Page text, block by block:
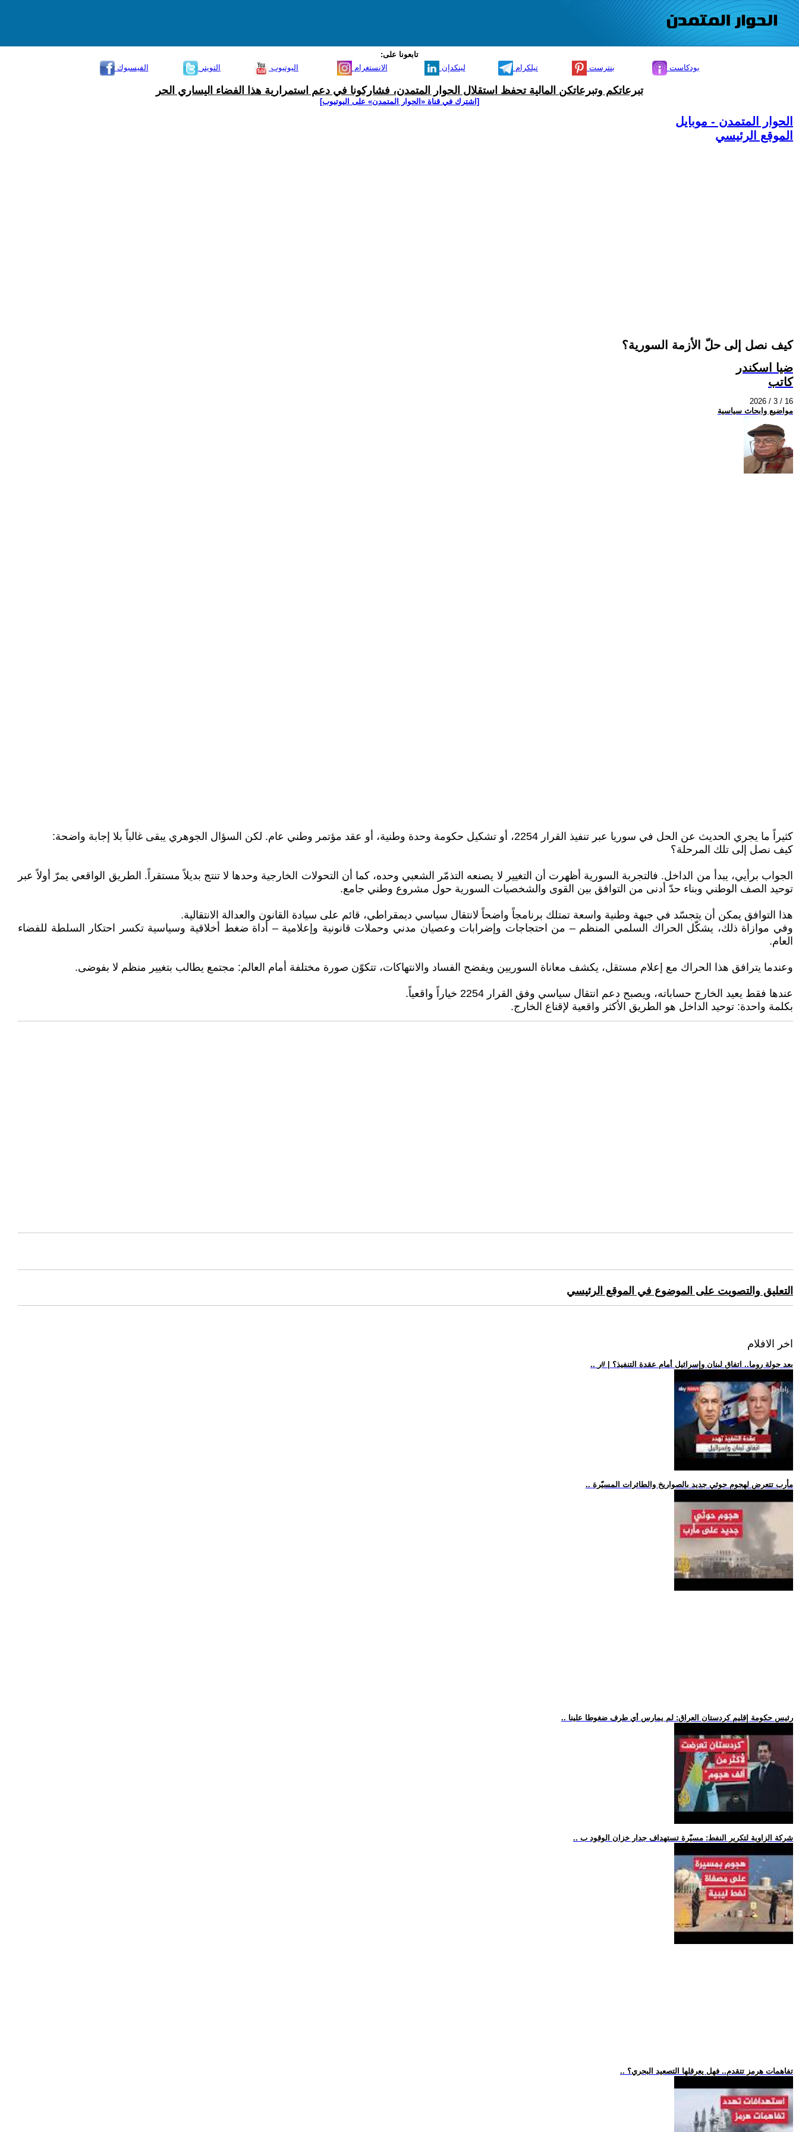
تابعونا على:
الفيسبوك
التويتر اليوتيوب الانستغرام لينكدإن تيلكرام بنترست بودكاست
تبرعاتكم وتبرعاتكن المالية تحفظ استقلال الحوار المتمدن، فشاركونا في دعم استمرارية هذا الفضاء اليساري الحر
[اشترك في قناة ‫«الحوار المتمدن» على اليوتيوب]
الحوار المتمدن - موبايل
الموقع الرئيسي
كيف نصل إلى حلّ الأزمة السورية؟
ضيا اسكندر
كاتب
2026 / 3 / 16
مواضيع وابحاث سياسية
كثيراً ما يجري الحديث عن الحل في سوريا عبر تنفيذ القرار 2254، أو تشكيل حكومة وحدة وطنية، أو عقد مؤتمر وطني عام. لكن السؤال الجوهري يبقى غالباً بلا إجابة واضحة:
كيف نصل إلى تلك المرحلة؟
الجواب برأيي، يبدأ من الداخل. فالتجربة السورية أظهرت أن التغيير لا يصنعه التذمّر الشعبي وحده، كما أن التحولات الخارجية وحدها لا تنتج بديلاً مستقراً. الطريق الواقعي يمرّ أولاً عبر
توحيد الصف الوطني وبناء حدّ أدنى من التوافق بين القوى والشخصيات السورية حول مشروع وطني جامع.
هذا التوافق يمكن أن يتجسّد في جبهة وطنية واسعة تمتلك برنامجاً واضحاً لانتقال سياسي ديمقراطي، قائم على سيادة القانون والعدالة الانتقالية.
وفي موازاة ذلك، يشكّل الحراك السلمي المنظم – من احتجاجات وإضرابات وعصيان مدني وحملات قانونية وإعلامية – أداة ضغط أخلاقية وسياسية تكسر احتكار السلطة للفضاء
العام.
وعندما يترافق هذا الحراك مع إعلام مستقل، يكشف معاناة السوريين ويفضح الفساد والانتهاكات، تتكوّن صورة مختلفة أمام العالم: مجتمع يطالب بتغيير منظم لا بفوضى.
عندها فقط يعيد الخارج حساباته، ويصبح دعم انتقال سياسي وفق القرار 2254 خياراً واقعياً.
بكلمة واحدة: توحيد الداخل هو الطريق الأكثر واقعية لإقناع الخارج.
التعليق والتصويت على الموضوع في الموقع الرئيسي
اخر الافلام
.. بعد جولة روما.. اتفاق لبنان وإسرائيل أمام عقدة التنفيذ؟ | #ر
.. مأرب تتعرض لهجوم حوثي جديد بالصواريخ والطائرات المسيّرة
.. رئيس حكومة إقليم كردستان العراق: لم يمارس أي طرف ضغوطا علينا
.. شركة الزاوية لتكرير النفط: مسيّرة تستهداف جدار خزان الوقود ب
.. تفاهمات هرمز تتقدم.. فهل يعرقلها التصعيد البحري؟